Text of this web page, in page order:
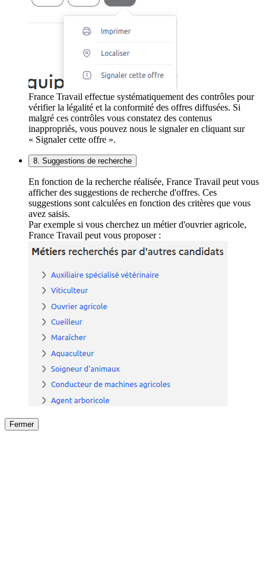
France Travail effectue systématiquement des contrôles pour
vérifier la légalité et la conformité des offres diffusées. Si
malgré ces contrôles vous constatez des contenus
inappropriés, vous pouvez nous le signaler en cliquant sur
« Signaler cette offre ».
8. Suggestions de recherche
En fonction de la recherche réalisée, France Travail peut vous
afficher des suggestions de recherche d'offres. Ces
suggestions sont calculées en fonction des critères que vous
avez saisis.
Par exemple si vous cherchez un métier d'ouvrier agricole,
France Travail peut vous proposer :
Fermer